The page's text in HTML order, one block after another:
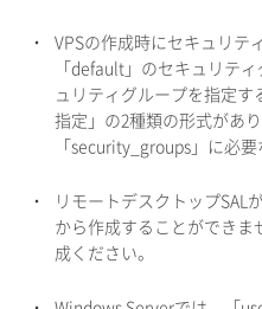
ロ
・
VPSの作成時にセキュリテ
「default」のセキュリテ
ュリティグループを指定す
指定」の2種類の形式があ
「security_groups」に必
・
リモートデスクトップSAL
から作成することができ
成ください。